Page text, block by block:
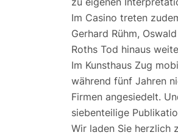
Im Casino treten
Gerhard Rühm,
Roths Tod hinaus
Im Kunsthaus Zug
während fünf Jahren
Firmen angesiedelt.
siebenteilige
Wir laden Sie herzlich